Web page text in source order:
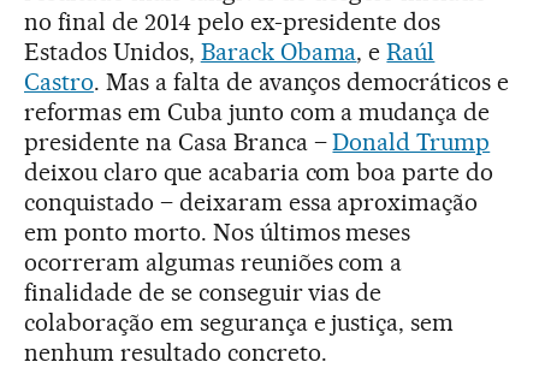
no final de 2014 pelo ex-presidente dos
Estados Unidos, Barack Obama, eRaúl
Castro. Mas a falta de avanços democráticos e
reformas em Cuba junto com a mudança de
presidente na Casa Branca –Donald Trump
deixou claro que acabaria com boa parte do
conquistado – deixaram essa aproximação
em ponto morto. Nos últimos meses
ocorreram algumas reuniões com a
finalidade de se conseguir vias de
colaboração em segurança e justiça, sem
nenhum resultado concreto.